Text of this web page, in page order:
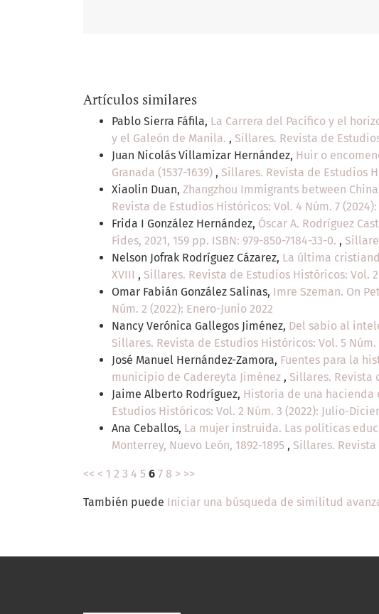
Artículos similares
Pablo Sierra Fáfila, La Carrera del Pacífico y el
y el Galeón de Manila. , Sillares. Revista de
Juan Nicolás Villamizar Hernández, Huir o
Granada (1537-1639) , Sillares. Revista de Estudios
Xiaolin Duan, Zhangzhou Immigrants between
Revista de Estudios Históricos: Vol. 4 Núm. 7
Frida I González Hernández, Óscar A. Rodríguez
Fides, 2021, 159 pp. ISBN: 979-850-7184-33-0. ,
Nelson Jofrak Rodríguez Cázarez, La última
XVIII , Sillares. Revista de Estudios Históricos: Vol.
Omar Fabián González Salinas, Imre Szeman. On
Núm. 2 (2022): Enero-Junio 2022
Nancy Verónica Gallegos Jiménez, Del sabio al
Sillares. Revista de Estudios Históricos: Vol. 5
José Manuel Hernández-Zamora, Fuentes para la
municipio de Cadereyta Jiménez , Sillares. Revista
Jaime Alberto Rodríguez, Historia de una hacienda
Estudios Históricos: Vol. 2 Núm. 3 (2022): Julio-
Ana Ceballos, La mujer instruida. Las políticas
Monterrey, Nuevo León, 1892-1895 , Sillares. Revista
<< < 1 2 3 4 5 6 7 8 > >>
También puede Iniciar una búsqueda de similitud